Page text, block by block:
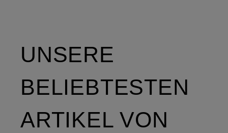
UNSERE
BELIEBTESTEN
ARTIKEL VON